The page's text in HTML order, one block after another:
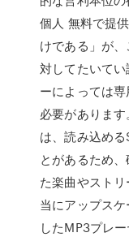
個人 無料で提
けである」が
対してたいて
ーによっては
必要がありま
は、読み込め
とがあるため
た楽曲やスト
当にアップス
したMP3プレ